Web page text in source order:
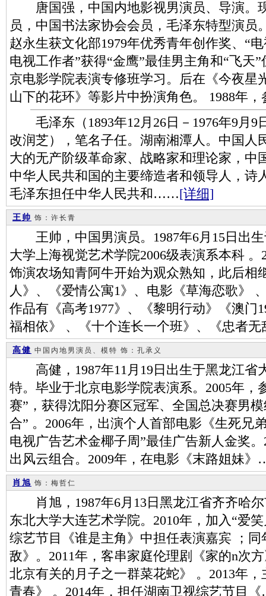
唐国强，中国内地影视男演员、导演。
员，中国书法家协会会员，毛泽东特型演员
赵永生获文化部1979年优秀青年创作奖、“
电视工作者”获得“金鹰”最佳男主角和“飞天
京电影学院表演专修班学习。后在《今夜星
山下的花环》等影片中扮演角色。 1988年
毛泽东（1893年12月26日－1976年9月9
改润芝），笔名子任。湖南湘潭人。中国人
大的无产阶级革命家、战略家和理论家，中
中华人民共和国的主要缔造者和领导人，诗
毛泽东担任中华人民共和……[详细]
王帅 饰：许长青
王帅，中国男演员。1987年6月15日出生
大学上海视觉艺术学院2006级表演系本科 。
饰演农场知青阿牛开始为观众熟知，此后相
人》、《爱情公寓1》、电影《草海恋歌》
作品有《高考1977》、《黎明行动》《澳门
福相依》 、《十个连长一个班》、《忠者
高健 中国内地男演员、模特 饰：孔承义
高健，1987年11月19日出生于黑龙江省
特。毕业于北京电影学院表演系。2005年，
赛”，获得沈阳分赛区冠军、全国总决赛男
合” 。2006年，出演个人首部电影《生死兄
电视广告艺术金椰子周”最佳广告新人金奖
出风云组合。2009年，在电影《末路姐妹
肖旭 饰：梅哲仁
肖旭，1987年6月13日黑龙江省齐齐哈尔
东北大学大连艺术学院。2010年，加入“爱
综艺节目《谁是主角》中担任表演嘉宾 ；
敌》。2011年，客串家庭伦理剧《家的n次
北京有关的月子之一群菜花蛇》 。2013年
青春》 。2014年，担任湖南卫视综艺节目